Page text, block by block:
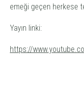
emeği geçen herkese
Yayın linki:
https://